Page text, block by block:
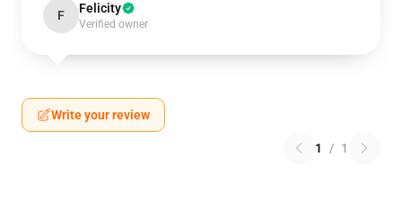
F Felicity
Verified owner
Write your review
1 / 1